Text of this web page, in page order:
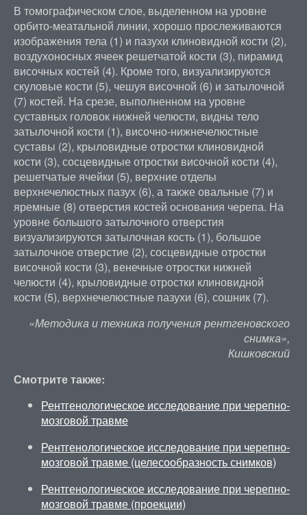
В томографическом слое, выделенном на уровне
орбито-меатальной линии, хорошо прослеживаются
изображения тела (1) и пазухи клиновидной кости (2),
воздухоносных ячеек решетчатой кости (3), пирамид
височных костей (4). Кроме того, визуализируются
скуловые кости (5), чешуя височной (6) и затылочной
(7) костей. На срезе, выполненном на уровне
суставных головок нижней челюсти, видны тело
затылочной кости (1), височно-нижнечелюстные
суставы (2), крыловидные отростки клиновидной
кости (3), сосцевидные отростки височной кости (4),
решетчатые ячейки (5), верхние отделы
верхнечелюстных пазух (6), а также овальные (7) и
яремные (8) отверстия костей основания черепа. На
уровне большого затылочного отверстия
визуализируются затылочная кость (1), большое
затылочное отверстие (2), сосцевидные отростки
височной кости (3), венечные отростки нижней
челюсти (4), крыловидные отростки клиновидной
кости (5), верхнечелюстные пазухи (6), сошник (7).
«Методика и техника получения рентгеновского
снимка»,
Кишковский
Смотрите также:
Рентгенологическое исследование при черепно-
мозговой травме
Рентгенологическое исследование при черепно-
мозговой травме (целесообразность снимков)
Рентгенологическое исследование при черепно-
мозговой травме (проекции)